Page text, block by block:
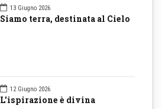
13 Giugno 2026
Siamo terra, destinata al Cielo
12 Giugno 2026
L'ispirazione è divina